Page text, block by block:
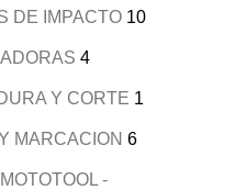
DE IMPACTO 10
4
Y CORTE 1
MARCACION 6
-